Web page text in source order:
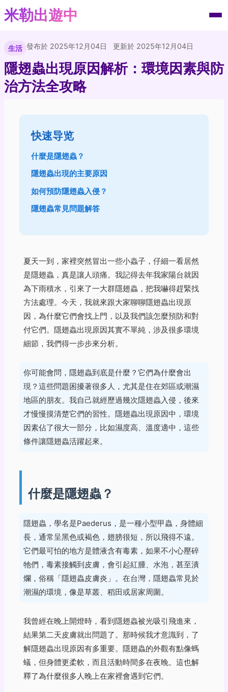
米勒出遊中
生活 發布於 2025年12月04日 更新於 2025年12月04日
隱翅蟲出現原因解析：環境因素與防
治方法全攻略
快速导览
什麼是隱翅蟲？
隱翅蟲出現的主要原因
如何預防隱翅蟲入侵？
隱翅蟲常見問題解答
夏天一到，家裡突然冒出一些小蟲子，仔細一看居然
是隱翅蟲，真是讓人頭痛。我記得去年我家陽台就因
為下雨積水，引來了一大群隱翅蟲，把我嚇得趕緊找
方法處理。今天，我就來跟大家聊聊隱翅蟲出現原
因，為什麼它們會找上門，以及我們該怎麼預防和對
付它們。隱翅蟲出現原因其實不單純，涉及很多環境
細節，我們得一步步來分析。
你可能會問，隱翅蟲到底是什麼？它們為什麼會出
現？這些問題困擾著很多人，尤其是住在郊區或潮濕
地區的朋友。我自己就經歷過幾次隱翅蟲入侵，後來
才慢慢摸清楚它們的習性。隱翅蟲出現原因中，環境
因素佔了很大一部分，比如濕度高、溫度適中，這些
條件讓隱翅蟲活躍起來。
什麼是隱翅蟲？
隱翅蟲，學名是Paederus，是一種小型甲蟲，身體細
長，通常呈黑色或褐色，翅膀很短，所以飛得不遠。
它們最可怕的地方是體液含有毒素，如果不小心壓碎
牠們，毒素接觸到皮膚，會引起紅腫、水泡，甚至潰
爛，俗稱「隱翅蟲皮膚炎」。在台灣，隱翅蟲常見於
潮濕的環境，像是草叢、稻田或居家周圍。
我曾經在晚上開燈時，看到隱翅蟲被光吸引飛進來，
結果第二天皮膚就出問題了。那時候我才意識到，了
解隱翅蟲出現原因有多重要。隱翅蟲的外觀有點像螞
蟻，但身體更柔軟，而且活動時間多在夜晚。這也解
釋了為什麼很多人晚上在家裡會遇到它們。